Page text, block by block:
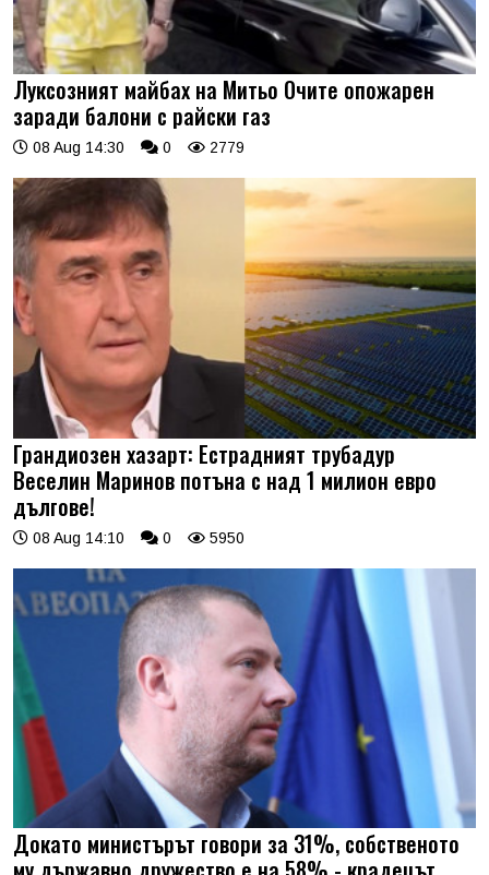
Луксозният майбах на Митьо Очите опожарен
заради балони с райски газ
08 Aug 14:30 0 2779
Грандиозен хазарт: Естрадният трубадур
Веселин Маринов потъна с над 1 милион евро
дългове!
08 Aug 14:10 0 5950
Докато министърът говори за 31%, собственото